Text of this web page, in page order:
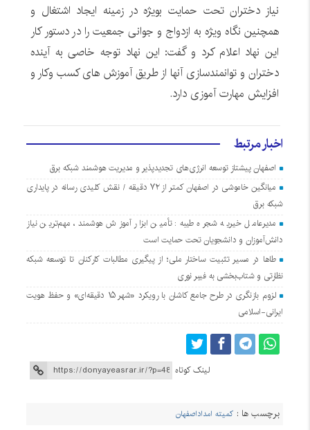
نیاز دختران تحت حمایت بویژه در زمینه ایجاد اشتغال و
همچنین نگاه ویژه به ازدواج و جوانی جمعیت را در دستور کار
این نهاد اعلام کرد و گفت: این نهاد توجه خاصی به آینده
دختران و توانمندسازی آنها از طریق آموزش های کسب وکار و
افزایش مهارت آموزی دارد.
اخبار مرتبط
اصفهان پیشتاز توسعه انرژی‌های تجدیدپذیر و مدیریت هوشمند شبکه برق
میانگین خاموشی در اصفهان کمتر از ۷۲ دقیقه / نقش کلیدی رسانه در پایداری
شبکه برق
مدیرعامل خیریه شجره طیبه: تأمین ابزار آموزش هوشمند، مهم‌ترین نیاز
دانش‌آموزان و دانشجویان تحت حمایت است
طاها در مسیر تثبیت ساختار ملی؛ از پیگیری مطالبات کارکنان تا توسعه شبکه
نظارتی و شتاب‌بخشی به فیبر نوری
لزوم بازنگری در طرح جامع کاشان با رویکرد «شهر ۱۵ دقیقه‌ای» و حفظ هویت
ایرانی-اسلامی
لینک کوتاه
برچسب ها : کمیته امداداصفهان